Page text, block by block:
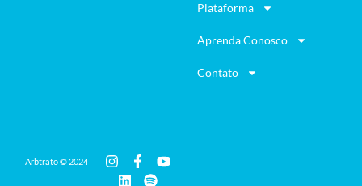
Plataforma
Aprenda Conosco
Contato
Arbtrato © 2024